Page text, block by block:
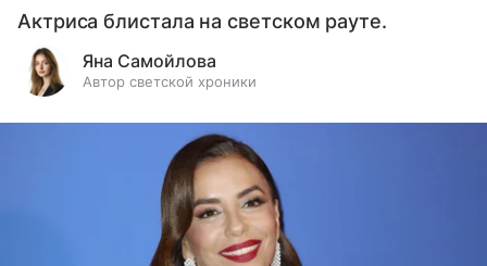
Актриса блистала на светском рауте.
Яна Самойлова
Автор светской хроники